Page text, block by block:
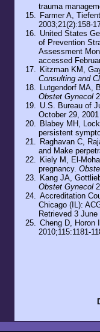
trauma
Farmer A,
2003;21(2):158-
United States
of Prevention
Assessment
accessed
Kitzman KM,
Consulting and
Lutgendorf
Obstet Gynecol
U.S. Bureau of
October 29, 2001
Blabey MH,
persistent
Raghavan C,
and Make
Kiely M, El-
pregnancy.
Kang JA,
Obstet Gynecol
Accreditation
Chicago (IL):
Retrieved 3 June
Cheng D, Horon
2010;115:1181-